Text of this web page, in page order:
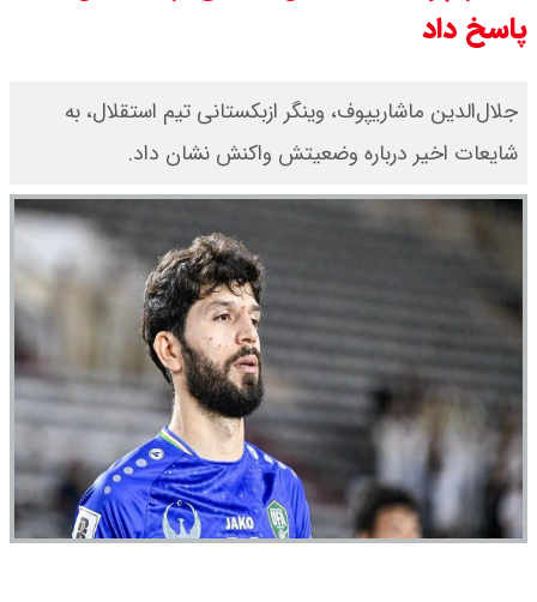
۱۴۰۵ اعلام شد/ طلا بر مدار صعود
پاسخ داد
جلال‌الدین ماشاریپوف، وینگر ازبکستانی تیم استقلال، به
شایعات اخیر درباره وضعیتش واکنش نشان داد.